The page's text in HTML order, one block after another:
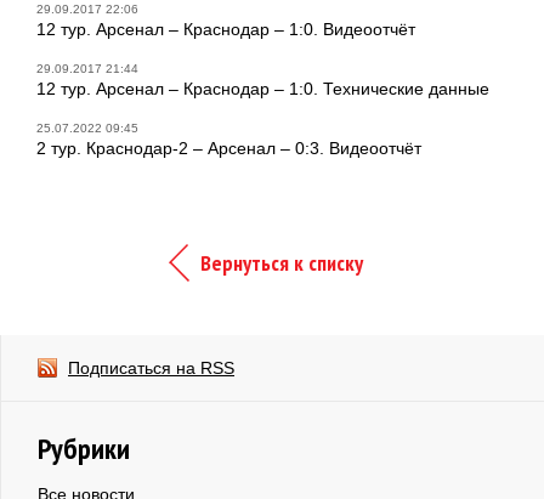
29.09.2017 22:06
12 тур. Арсенал – Краснодар – 1:0. Видеоотчёт
29.09.2017 21:44
12 тур. Арсенал – Краснодар – 1:0. Технические данные
25.07.2022 09:45
2 тур. Краснодар-2 – Арсенал – 0:3. Видеоотчёт
Вернуться к списку
Подписаться на RSS
Рубрики
Все новости